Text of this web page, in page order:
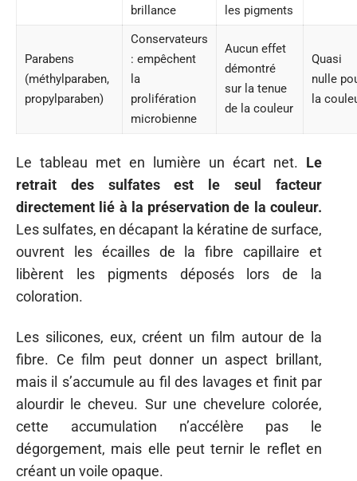
brillance
les pigments
Parabens
(méthylparaben,
propylparaben)
Conservateurs
: empêchent
la
prolifération
microbienne
Aucun effet
démontré
sur la tenue
de la couleur
Quasi
nulle
la
Le tableau met en lumière un écart net. Le
retrait des sulfates est le seul facteur
directement lié à la préservation de la couleur.
Les sulfates, en décapant la kératine de surface,
ouvrent les écailles de la fibre capillaire et
libèrent les pigments déposés lors de la
coloration.
Les silicones, eux, créent un film autour de la
fibre. Ce film peut donner un aspect brillant,
mais il s’accumule au fil des lavages et finit par
alourdir le cheveu. Sur une chevelure colorée,
cette accumulation n’accélère pas le
dégorgement, mais elle peut ternir le reflet en
créant un voile opaque.